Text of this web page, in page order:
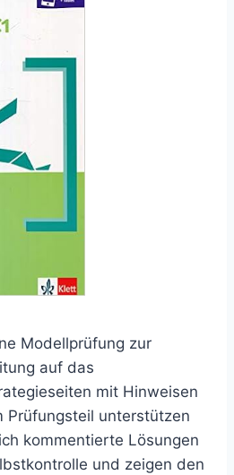
Modellprüfung zur
auf das
mit Hinweisen
Prüfungsteil unterstützen
kommentierte Lösungen
und zeigen den